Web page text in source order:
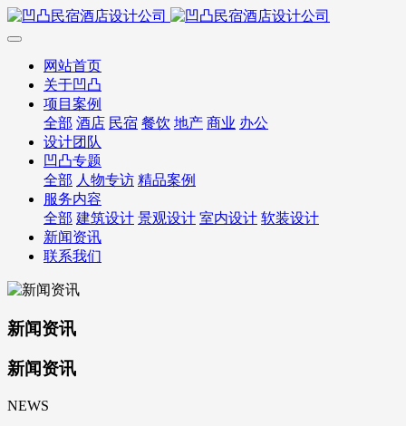
网站首页
关于凹凸
项目案例
全部 酒店 民宿 餐饮 地产 商业 办公
设计团队
凹凸专题
全部 人物专访 精品案例
服务内容
全部 建筑设计 景观设计 室内设计 软装设计
新闻资讯
联系我们
新闻资讯
新闻资讯
NEWS